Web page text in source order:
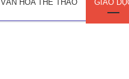
VĂN HÓA THỂ THAO GIÁO